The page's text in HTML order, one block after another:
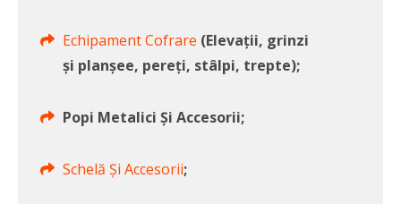
Echipament Cofrare (Elevații, grinzi
și planșee, pereți, stâlpi, trepte);
Popi Metalici Și Accesorii;
Schelă Și Accesorii;